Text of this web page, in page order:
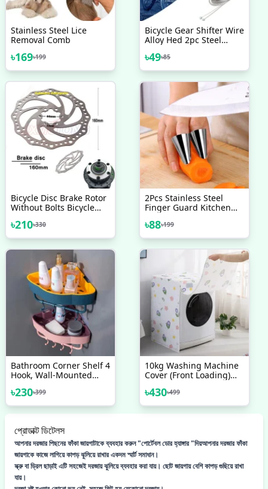
Stainless Steel Lice
Removal Comb
৳169৳199
Bicycle Gear Shifter Wire
Alloy Hed 2pc Steel
Gear Shift Cable Line
Stainless Steel Bicycle
৳49৳85
Bicycle Disc Brake Rotor
Without Bolts Bicycle
Opposite Hole Distance
44mm Fit
Accessories 1 Pc
৳210৳330
2Pcs Stainless Steel
Finger Guard Kitchen
Safe Chopping Kitchen
Tools
৳88৳199
Bathroom Corner Shelf 4
Hook, Wall-Mounted
Triangle Storage Rack
৳230৳399
10kg Washing Machine
Cover (Front Loading)
৳430৳499
প্রোডাক্ট ডিটেলস
আপনার দরজার পিছনের ফাঁকা জায়গাটাকে ব্যবহার করুন "পোর্টেবল ডোর হ্যাঙ্গার "দিয়আপনার দরজার ফাঁকা
জায়গাকে কাজে লাগিয়ে কাপড় ঝুলিয়ে রাখার একদম স্মার্ট সমাধান।
স্ক্রু বা ড্রিল ছাড়াই এটি সহজেই দরজায় ঝুলিয়ে ব্যবহার করা যায়। ছোট জায়গায় বেশি কাপড় গুছিয়ে রাখা
যায়।